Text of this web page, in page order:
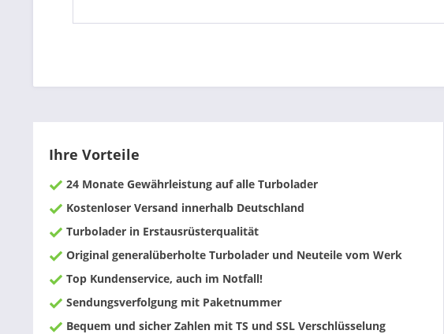
Ihre Vorteile
24 Monate Gewährleistung auf alle Turbolader
Kostenloser Versand innerhalb Deutschland
Turbolader in Erstausrüsterqualität
Original generalüberholte Turbolader und Neuteile vom Werk
Top Kundenservice, auch im Notfall!
Sendungsverfolgung mit Paketnummer
Bequem und sicher Zahlen mit TS und SSL Verschlüsselung